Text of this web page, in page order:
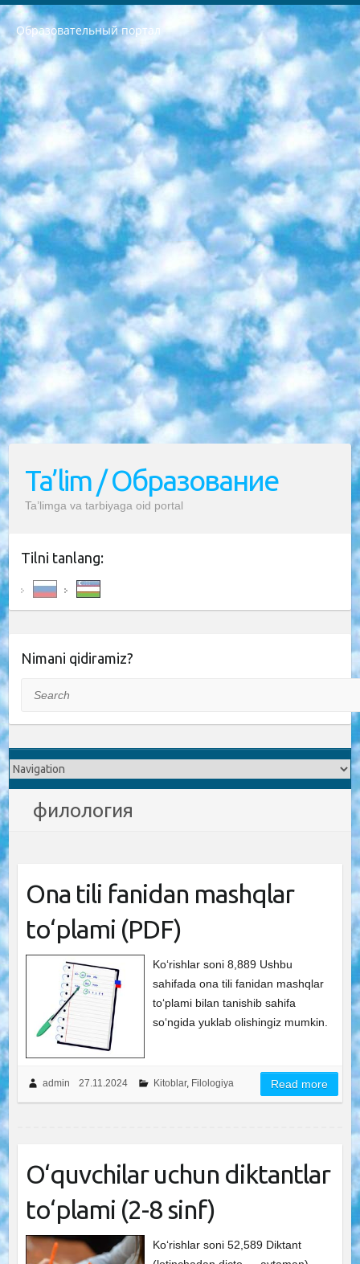
Образовательный портал
РЕСПУБЛИКА УЗБЕКИСТАН МИНИСТРЕРСТВО ДОШКОЛЬНОГО И ШКОЛЬНОГО ОБРАЗОВАНИЯ КОМАНДА в общеобразовательных учреждениях в 2023-2024 учебном году организация и проведение итоговой государственной аттестации обучающихся о Министра дошкольного и школьного образования Республики Узбекистан от 4 марта 2008 года (постановлением Минюста от 20 марта 2008 года № 1778 государственной регистрации) «Итоговое состояние учащихся общего среднего образования на основании положения об утверждении положения об аттестации общего среднего образования выпускной экзамен студентов в образовательных учреждениях в 2023-2024 учебном году В целях организации и прохождения аттестации приказываю: 1. Следующее: перечень предметов, по которым будет проводиться итоговая государственная аттестация и экзамен формы перевода согласно приложению 1; сертификаты международного образца, оценивающие уровень владения иностранными языками перечень согласно приложению 2; 2. Педагогический при специализированных образовательных учреждениях. научно-практический центр квалификации и международной оценки (Д.Давидова) 2024 г. До 25 марта: задания по предметам, по которым будет проводиться итоговая аттестация разработка и утверждение технических условий; итоговая аттестация на основании разработанного предметного задания разработка вопросов по предметам (устно и письменно), экзамен передача; общеобразовательные средние школы и специальные учебные заведения учащиеся выпускных классов школ и интернатов в агентской системе подготовка базы данных экзаменационных материалов и критериев оценки; перевод базы экзаменационных материалов на все языки обучения подать в Республиканский образовательный центр для изготовления; варианты экзаменов на основе разработанных контрольных материалов пусть будут поставлены задачи формирования. 3. Республиканский образовательный центр (Ш.Худайкулов) до 5 апреля 2024 года. до: база данных предоставленных экзаменационных материалов на все языки обучения перевод и экспертиза; для слепых, слабовидящих, глухих, слабослышащих и умственно отсталых детей учащиеся выпускных классов специализированных школ и школ-интернатов база данных экзаменационных материалов на всех преподаваемых языках подготовка критериев оценки; специализированные школы для умственно отсталых детей и технологии для учащихся выпускных классов школ-интернатов разработка соответствующих рекомендаций и критериев проведения ЕГЭ по естествознанию давать задания. 4. Педагогический при специализированных образовательных учреждениях. Научно-практический центр навыков и международной оценки (Д.Давидова), Республика образовательный центр (Худайкулов Ш.) итоговый государственный аттестационный экзамен ориентирован на творческое и логическое мышление при подготовке базы материалов учитывать введение заданий. 5. Следует отметить, что: сертификат государственного образца о знании общеобразовательного предмета и как минимум национальный уровень B1 по предметам на иностранных языках, указанным в Приложении 2. или международно признанный сертификат эквивалентного уровня студенты, изучающие определенный предмет, освобождаются от экзамена; по соответствующим предметам запланирована итоговая государственная аттестация за день до дня, путем жеребьевки Рабочей группой (в письменной форме по предметам, проводимым в форме) из числа сформированных вариантов выбрано 2 варианта; 2 выбранных варианта экзамена анонсированы на официальном сайте министерства и все выпускники по всей стране на основе этих вариантов проводит итоговую государственную аттестацию. 6. Государственное образование учащихся средних общеобразовательных учреждений. знания в соответствии с квалификационными требованиями, которые необходимо приобрести на основании стандартов итоговый (выпускной) контроль для 9 и 11 классов в целях тестирования Экзамены (далее – экзамены) состоят из предметов, перечисленных в приложении 1. будет сделано. 7. Экзамены пройдут с 26 мая по 15 июня 2024 г. (кроме науки физического воспитания). 8. Физическая для учащихся 9 классов общесредних образовательных учреждений. Экзамены по предмету «Образование, квалификация медицина» 1-6 мая 2024 года. сотрудники перевести под присмотр (с отклонениями в физическом или умственном развитии) специализированная школа для детей, школы-интернаты и со сколиозом школы-интернаты санаторного типа для больных детей исключены). 9. Он был слепым, слабовидящим и имел нарушения опорно-двигательного аппарата. экзамены в специализированных школах и интернатах для детей должны проводиться исходя из требований, предъявляемых к общеобразовательным учреждениям (физкультура кроме науки). 10. Специализированная школа для глухих и слабослышащих детей. и экзамены в интернатах и быть реализован в виде письменного теста по математике. 11. Специальность для умственно отсталых детей. Для 9 класса Родной язык и литературное письмо Государственный язык (язык обучения – узбекский). для неклассов) написано Математическое письмо Письменная/устная история Узбекистана Физическое воспитание практично Итоговый контроль Для 11 класса Написание родного языка и литературы (эссе) Математическое письмо Узбекский язык (обучение на узбекском языке) не посещающее общее среднее образование для учреждений)/Образовательное учреждение выбор письменный и устный Иностранный язык письменный/устный Письменная/устная история Узбекистана *По выбору студента:  Химия  Физика  Основы государственного права  География 10 бесплатных образовательных ресурсов - Мы составили подборку онлайн-проектов с интерактивными упражнениями, видеолекциями и статьями. Они помогут вам обрести новые и освежить старые знания бесплатно. 1. «ИНТУИТ» Старейшая образовательная площадка Рунета. Здесь вы найдёте сотни текстовых и видеокурсов на десятки различных тем — от программирования до психологии. Многие курсы подготовлены российскими университетами и крупными международными компаниями вроде Intel и Microsoft. Самостоятельное обучение бесплатное, но желающие могут оплатить услуги персональных наставников. 2. «Смартия» знакомит с актуальными профессиями и подсказывает, как им обучаться. Выбрав заинтересовавшую вас специальность — SMM-специалист, фотограф, веб-дизайнер или другую, — увидите список необходимых для неё умений. Чтобы вы могли освоить их самостоятельно, для каждого умения площадка отображает подборку ссылок на учебные материалы. Хотя «Смартия» ориентируется на русскоязычную аудиторию, часть контента всё же доступна только на английском. 3. «Лекторий Физтеха» Проект Московского физико-технического института (Физтеха). С его помощью вы можете смотреть онлайн серии лекций, записанные на видео в этом вузе. В числе доступных предметов — физика, биология, химия, информационные технологии и другие. К некоторым лекциям администрация ресурса прилагает готовые конспекты, которые можно скачивать в PDF-формате. 4. ITMOcourses Онлайн-площадка Санкт-Петербургского национального исследовательского университета информационных технологий, механики и оптики (ИТМО). Ресурс предоставляет свободный доступ к курсам, разработанным в этом вузе. Каталог материалов разбит на четыре категории: «Оптические системы и технологии», «Приборостроение и робототехника», «Информационные технологии» и «Биотехнологии». Курсы состоят из видеолекций, интерактивных демонстраций и заданий. 5. «КиберЛенинка» Электронная научная библиотека открытого доступа. Каталог площадки регулярно обрастает текстами статей из различных научных изданий. Сгруппированные по журналам и рубрикам публикации можно читать онлайн или скачивать целиком в PDF-формате. Проект нацелен на популяризацию науки за счёт открытого доступа к качественной информации. 6. «ПостНаука» На этом ресурсе публикуют подборки видеолекций, составленные экспертами из разных отраслей и объединённые общими темами. Среди них, к примеру, есть серии «Биоинформатика и геномика», «Культура средневековой Скандинавии» и Cinema Studies о теории кино. Каждая подборка лекций — логически связанная история, рассказанная экспертом от первого лица. Кроме того, на сайте появляются научно-образовательные статьи и тесты на разные темы. 7. «Newочём» Команда проекта «Newочём» отбирает самые интересные тексты из англоязычных СМИ и переводит те из них, за которые голосуют участники сообщества «ВКонтакте». По большей части это научно-популярные статьи. Редакторы придумывают лишь заголовки, в остальном содержание переводов соответствует оригиналам. Полные тексты можно читать прямо в социальной сети. 8. InternetUrok Онлайн-база материалов по основным дисциплинам школьной программы. Информация на сайте структурирована по классам, предметам и темам (урокам). Каждый урок состоит из видеолекций и конспектов. Есть также интерактивные тренажёры и тесты для закрепления пройденного материала. Даже если вы давно окончили школу, возможность повторить программу старших классов всегда может пригодиться. 9. Edutainme Ещё один ресурс об образовании. В отличие от Newtonew, как мне кажется, Edutainme больше ориентируется на представителей индустрии: педагогов, предпринимателей, разработчиков образовательных проектов. Но и любой, кто просто стремится к саморазвитию, найдёт на сайте много полезного и интересного для себя. Например, информацию о новых курсах и образовательных сервисах. 10. Newtonew Онлайн-медиа об образовании и обучении в широком смысле. Авторы Newtonew пишут об инструментах, заведениях, тактиках и стратегиях, которые помогают учить других и получать новые знания самостоятельно. На этой площадке вы найдёте новости, обзоры, аналитические мат
Ta’lim / Образование
Ta’limga va tarbiyaga oid portal
Tilni tanlang:
Nimani qidiramiz?
филология
Ona tili fanidan mashqlar
to‘plami (PDF)
Ko‘rishlar soni 8,889 Ushbu
sahifada ona tili fanidan mashqlar
to‘plami bilan tanishib sahifa
so‘ngida yuklab olishingiz mumkin.
admin 27.11.2024 Kitoblar, Filologiya Read more
O‘quvchilar uchun diktantlar
to‘plami (2-8 sinf)
Ko‘rishlar soni 52,589 Diktant